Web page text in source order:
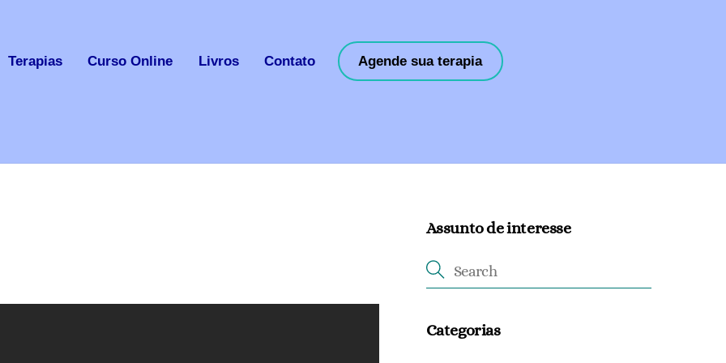
Terapias Curso Online Livros Contato Agende sua terapia
Assunto de interesse
Categorias